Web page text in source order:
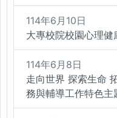
114年6月10日
大專校院校園心理健
114年6月8日
走向世界 探索生命
務與輔導工作特色主